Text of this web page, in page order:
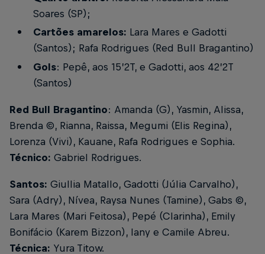
Soares (SP);
Cartões amarelos: Lara Mares e Gadotti
(Santos); Rafa Rodrigues (Red Bull Bragantino)
Gols: Pepê, aos 15’2T, e Gadotti, aos 42’2T
(Santos)
Red Bull Bragantino: Amanda (G), Yasmin, Alissa,
Brenda ©, Rianna, Raissa, Megumi (Elis Regina),
Lorenza (Vivi), Kauane, Rafa Rodrigues e Sophia.
Técnico: Gabriel Rodrigues.
Santos: Giullia Matallo, Gadotti (Júlia Carvalho),
Sara (Adry), Nívea, Raysa Nunes (Tamine), Gabs ©,
Lara Mares (Mari Feitosa), Pepé (Clarinha), Emily
Bonifácio (Karem Bizzon), Iany e Camile Abreu.
Técnica: Yura Titow.